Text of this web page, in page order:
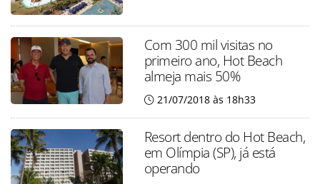
Com 300 mil visitas no
primeiro ano, Hot Beach
almeja mais 50%
21/07/2018 às 18h33
Resort dentro do Hot Beach,
em Olímpia (SP), já está
operando